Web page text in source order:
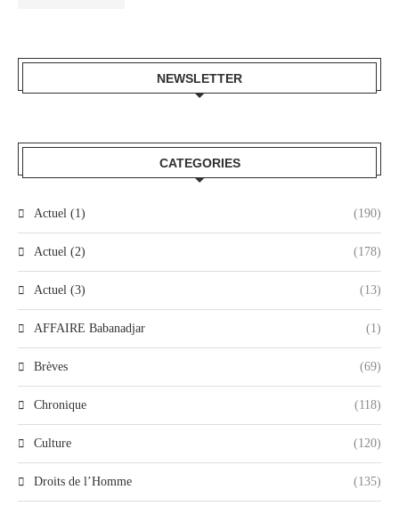
NEWSLETTER
CATEGORIES
Actuel (1) (190)
Actuel (2) (178)
Actuel (3) (13)
AFFAIRE Babanadjar (1)
Brèves (69)
Chronique (118)
Culture (120)
Droits de l’Homme (135)